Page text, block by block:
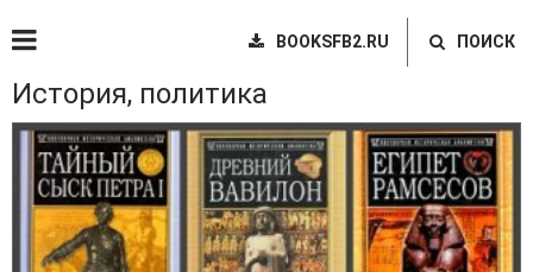
BOOKSFB2.RU ПОИСК
История, политика